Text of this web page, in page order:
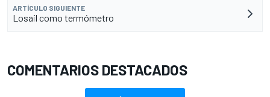
ARTÍCULO SIGUIENTE
Losail como termómetro
COMENTARIOS DESTACADOS